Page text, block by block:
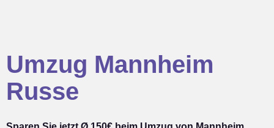
Umzug Mannheim
Russe